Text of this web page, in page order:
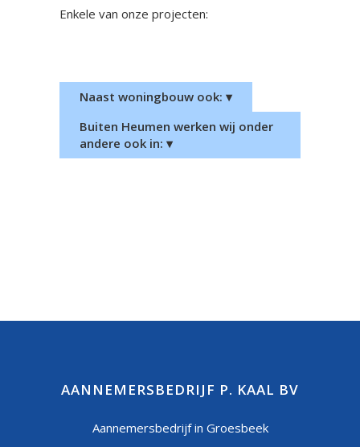
Enkele van onze projecten:
Groesbeek
Naast woningbouw ook: ▾
Buiten Heumen werken wij onder
andere ook in: ▾
AANNEMERSBEDRIJF P. KAAL BV
Aannemersbedrijf in Groesbeek